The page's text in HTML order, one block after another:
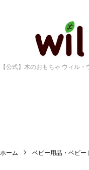
【公式】木のおもちゃ ウィル・
ホーム ベビー用品・ベビー